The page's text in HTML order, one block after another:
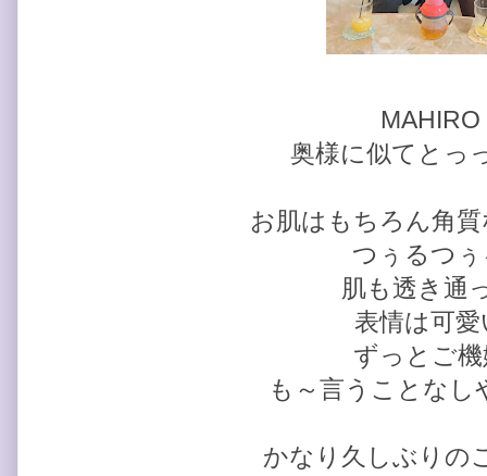
奥様に似てとっ
お肌はもちろん角
つぅるつ
肌も透き通
表情は可
ずっとご
も～言うことなし
かなり久しぶりの